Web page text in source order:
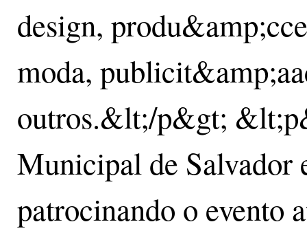
design,
moda,
outros.&lt;/p&gt;
Municipal de Salvador
patrocinando o evento